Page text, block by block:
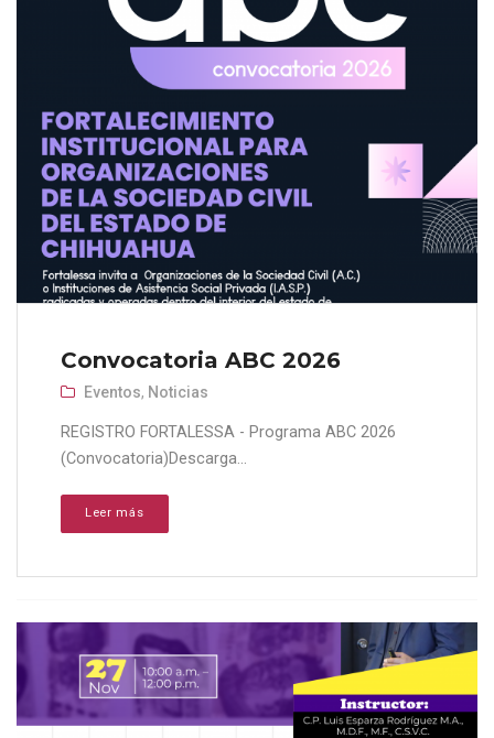
Convocatoria ABC 2026
Eventos, Noticias
REGISTRO FORTALESSA - Programa ABC 2026
(Convocatoria)Descarga...
Leer más